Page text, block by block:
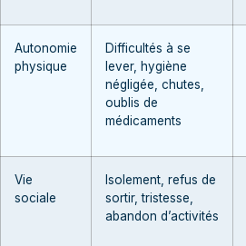
Autonomie
physique
Difficultés à se
lever, hygiène
négligée, chutes,
oublis de
médicaments
Vie
sociale
Isolement, refus de
sortir, tristesse,
abandon d’activités